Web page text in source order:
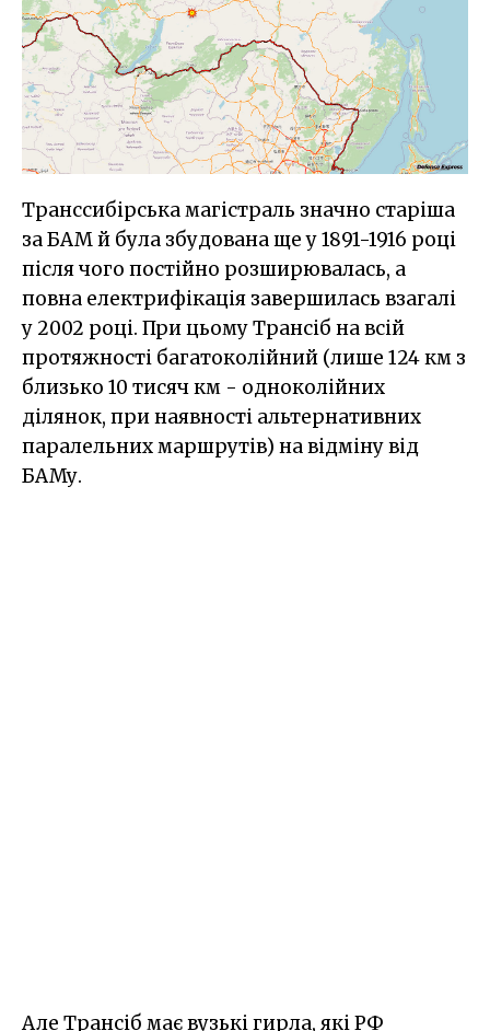
Транссибірська магістраль значно старіша
за БАМ й була збудована ще у 1891-1916 році
після чого постійно розширювалась, а
повна електрифікація завершилась взагалі
у 2002 році. При цьому Трансіб на всій
протяжності багатоколійний (лише 124 км з
близько 10 тисяч км - одноколійних
ділянок, при наявності альтернативних
паралельних маршрутів) на відміну від
БАМу.
Але Трансіб має вузькі гирла, які РФ